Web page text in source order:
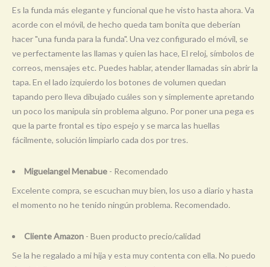
Es la funda más elegante y funcional que he visto hasta ahora. Va
acorde con el móvil, de hecho queda tam bonita que deberían
hacer "una funda para la funda". Una vez configurado el móvil, se
ve perfectamente las llamas y quien las hace, El reloj, símbolos de
correos, mensajes etc. Puedes hablar, atender llamadas sin abrir la
tapa. En el lado izquierdo los botones de volumen quedan
tapando pero lleva dibujado cuáles son y simplemente apretando
un poco los manipula sin problema alguno. Por poner una pega es
que la parte frontal es tipo espejo y se marca las huellas
fácilmente, solución limpiarlo cada dos por tres.
Miguelangel Menabue - Recomendado
Excelente compra, se escuchan muy bien, los uso a diario y hasta
el momento no he tenido ningún problema. Recomendado.
Cliente Amazon - Buen producto precio/calidad
Se la he regalado a mi hija y esta muy contenta con ella. No puedo